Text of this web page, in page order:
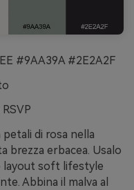
#9AA39A #2E2A2F
di rosa nella
brezza erbacea. Usalo
layout soft lifestyle
Abbina il malva al